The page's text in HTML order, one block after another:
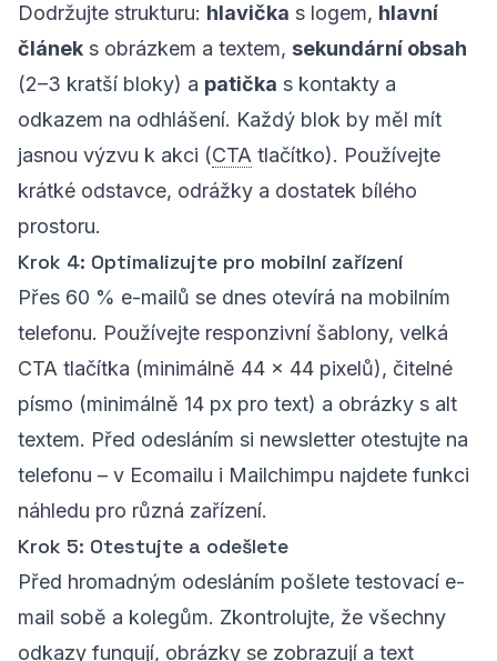
Dodržujte strukturu: hlavička s logem, hlavní
článek s obrázkem a textem, sekundární obsah
(2–3 kratší bloky) a patička s kontakty a
odkazem na odhlášení. Každý blok by měl mít
jasnou výzvu k akci (CTA tlačítko). Používejte
krátké odstavce, odrážky a dostatek bílého
prostoru.
Krok 4: Optimalizujte pro mobilní zařízení
Přes 60 % e-mailů se dnes otevírá na mobilním
telefonu. Používejte responzivní šablony, velká
CTA tlačítka (minimálně 44 × 44 pixelů), čitelné
písmo (minimálně 14 px pro text) a obrázky s alt
textem. Před odesláním si newsletter otestujte na
telefonu – v Ecomailu i Mailchimpu najdete funkci
náhledu pro různá zařízení.
Krok 5: Otestujte a odešlete
Před hromadným odesláním pošlete testovací e-
mail sobě a kolegům. Zkontrolujte, že všechny
odkazy fungují, obrázky se zobrazují a text